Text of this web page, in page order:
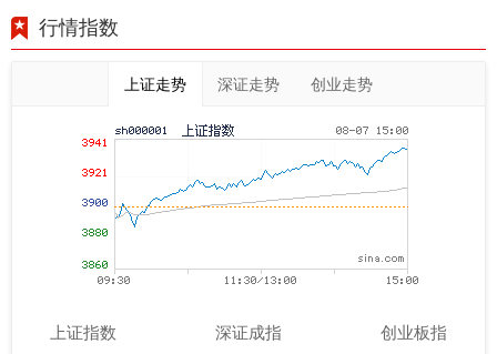
行情指数
上证走势 深证走势 创业走势
上证指数
深证成指
创业板指